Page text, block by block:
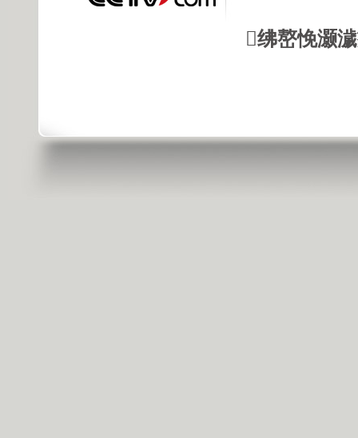
绋嶅悗灏